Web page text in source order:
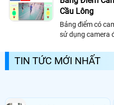
Cầu Lông
Bảng điểm có
sử dụng camera
ràng và chính xác
TIN TỨC MỚI NHẤT